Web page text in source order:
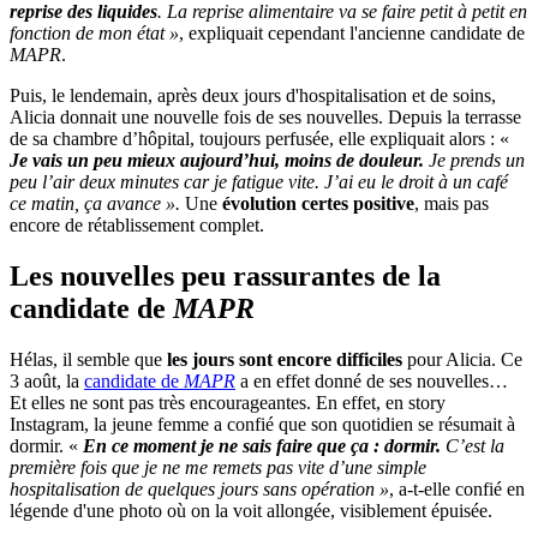
reprise des liquides. La reprise alimentaire va se faire petit à petit en
fonction de mon état », expliquait cependant l'ancienne candidate de
MAPR.
Puis, le lendemain, après deux jours d'hospitalisation et de soins,
Alicia donnait une nouvelle fois de ses nouvelles. Depuis la terrasse
de sa chambre d’hôpital, toujours perfusée, elle expliquait alors : «
Je vais un peu mieux aujourd’hui, moins de douleur. Je prends un
peu l’air deux minutes car je fatigue vite. J’ai eu le droit à un café
ce matin, ça avance ». Une évolution certes positive, mais pas
encore de rétablissement complet.
Les nouvelles peu rassurantes de la
candidate deMAPR
Hélas, il semble que les jours sont encore difficiles pour Alicia. Ce
3 août, la candidate de MAPR a en effet donné de ses nouvelles…
Et elles ne sont pas très encourageantes. En effet, en story
Instagram, la jeune femme a confié que son quotidien se résumait à
dormir. « En ce moment je ne sais faire que ça : dormir. C’est la
première fois que je ne me remets pas vite d’une simple
hospitalisation de quelques jours sans opération », a-t-elle confié en
légende d'une photo où on la voit allongée, visiblement épuisée.